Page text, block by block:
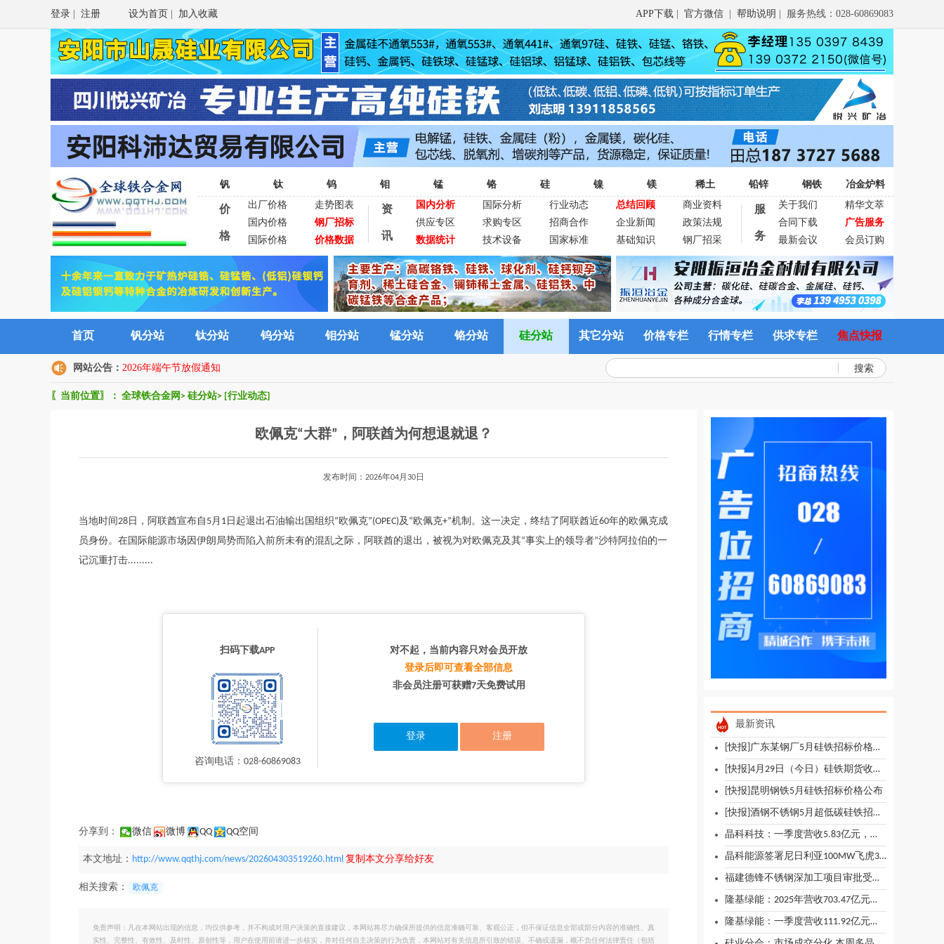
登录 注册 设为首页 加入收藏 APP下载 官方微信 帮助说明 | 服务热线：028-60869083
钒 钛 钨 钼 锰 铬 硅 镍 镁 稀土 铅锌 钢铁 冶金炉料
价
格
出厂价格
走势图表
国内价格
钢厂招标
国际价格
价格数据
资
讯
国内分析 国际分析 行业动态 总结回顾
商业资料
供应专区
求购专区 招商合作 企业新闻
政策法规
数据统计
技术设备 国家标准 基础知识 钢厂招采
服
务
关于我们
精华文萃
合同下载
广告服务
最新会议
会员订购
首页 钒分站 钛分站 钨分站 钼分站 锰分站 铬分站 硅分站 其它分站 价格专栏 行情专栏 供求专栏 焦点快报
网站公告： 2026年端午节放假通知 搜索
〖当前位置〗： 全球铁合金网 > 硅分站> [行业动态]
欧佩克“大群”，阿联酋为何想退就退？
发布时间：2026年04月30日
当地时间28日，阿联酋宣布自5月1日起退出石油输出国组织“欧佩克”(OPEC)及“欧佩克+”机制。这一决定，终结了阿联酋近60年的欧佩克成
员身份。在国际能源市场因伊朗局势而陷入前所未有的混乱之际，阿联酋的退出，被视为对欧佩克及其“事实上的领导者”沙特阿拉伯的一
记沉重打击.........
扫码下载APP
咨询电话：028-60869083
对不起，当前内容只对会员开放
登录后即可查看全部信息
非会员注册可获赠7天免费试用
登录 注册
分享到： 微信 微博 QQ QQ空间
本文地址： http://www.qqthj.com/news/202604303519260.html 复制本文分享给好友
相关搜索： 欧佩克
免责声明：凡在本网站出现的信息，均仅供参考，并不构成对用户决策的直接建议，本网站将尽力确保所提供的信息准确可靠、客观公正，但不保证信息全部或部分内容的准确性、真
实性、完整性、有效性、及时性、原创性等，用户在使用前请进一步核实，并对任何自主决策的行为负责，本网站对有关信息所引致的错误、不确或遗漏，概不负任何法律责任（包括
最新资讯
[快报]广东某钢厂5月硅铁招标价格公布
[快报]4月29日（今日）硅铁期货收盘简述
[快报]昆明钢铁5月硅铁招标价格公布
[快报]酒钢不锈钢5月超低碳硅铁招标价格下跌
晶科科技：一季度营收5.83亿元，同比下降47.61%
晶科能源签署尼日利亚100MW飞虎3组件分销订单
福建德锋不锈钢深加工项目审批受理情况公示
隆基绿能：2025年营收703.47亿元，同比下降14.82%
隆基绿能：一季度营收111.92亿元，同比下降18.03%